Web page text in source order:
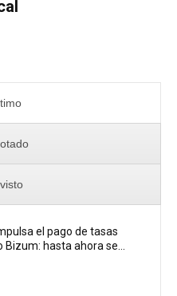
el pago de tasas
Bizum: hasta ahora se...